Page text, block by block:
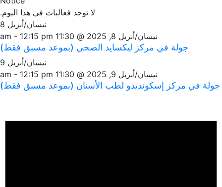
لا توجد فعاليات في هذا اليوم.
نيسان/أبريل 8
نيسان/أبريل 8, 2025 @ 11:30 am
-12:15 pm
جولة في مركز ليكسايد الصحي (بموعد مسبق فقط)
نيسان/أبريل 9
نيسان/أبريل 9, 2025 @ 11:30 am
-12:15 pm
مركز إسكونديدو لطب الأسنان (بموعد مسبق فقط)